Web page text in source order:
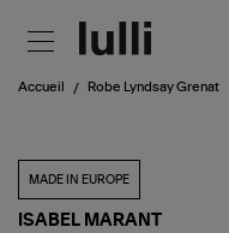
Accueil Robe Lyndsay Grenat
MADE IN EUROPE
ISABEL MARANT